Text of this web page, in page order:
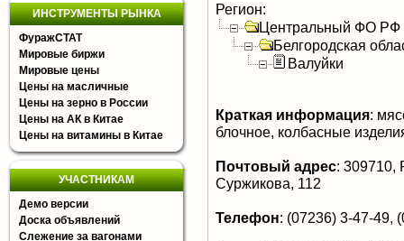
ИНСТРУМЕНТЫ РЫНКА
ФуражСТАТ
Мировые биржи
Мировые цены
Цены на масличные
Цены на зерно в России
Цены на АК в Китае
Цены на витамины в Китае
УЧАСТНИКАМ
Демо версии
Доска объявлений
Слежение за вагонами
Регион:
Центральный ФО РФ
Белгородская
Валуйки
Краткая информация:
блочное, колбасные
Почтовый адрес: 309710,
Суржикова, 112
Телефон: (07236) 3-47-49,